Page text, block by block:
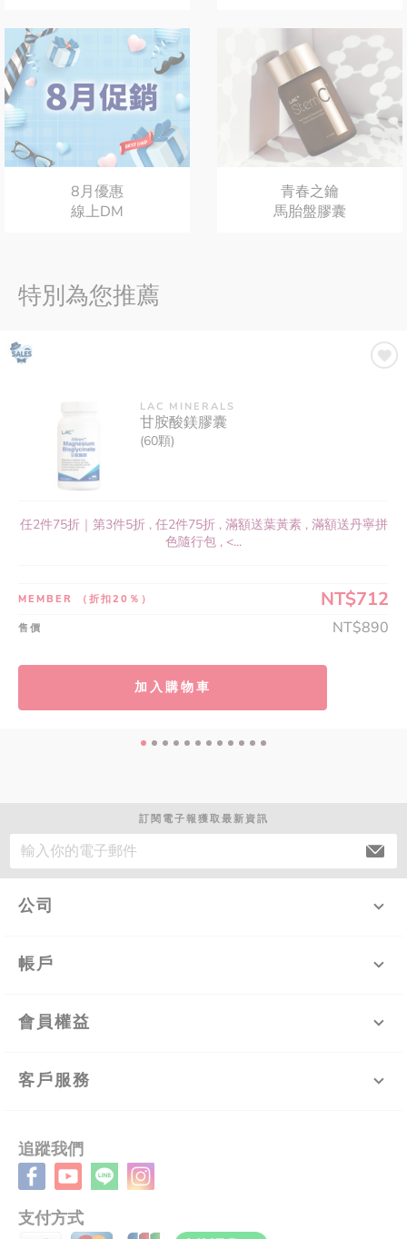
8月優惠
線上DM
青春之鑰
馬胎盤膠囊
特別為您推薦
LAC MINERALS
甘胺酸鎂膠囊
(60顆)
任2件75折｜第3件5折 , 任2件75折 , 滿額送葉黃素 , 滿額送丹寧拼
色隨行包 , <...
MEMBER （折扣20％） NT$712
售價 NT$890
加入購物車
訂閱電子報獲取最新資訊
公司
帳戶
會員權益
客戶服務
追蹤我們
支付方式